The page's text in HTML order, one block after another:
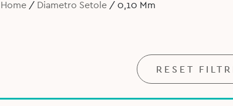
Home / Diametro Setole / 0,10 Mm
RESET FILTRI